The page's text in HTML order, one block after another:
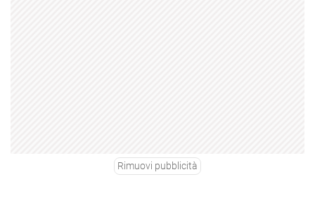
Rimuovi pubblicità